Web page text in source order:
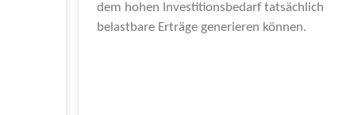
dem hohen Investitionsbedarf tatsächlich
belastbare Erträge generieren können.